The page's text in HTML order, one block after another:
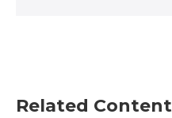
Related Content